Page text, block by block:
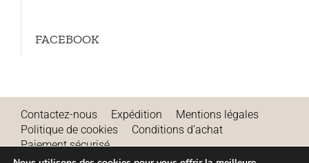
FACEBOOK
Contactez-nous Expédition
Mentions légales
Politique de cookies
Conditions d’achat
Paiement sécurisé
Remboursements et annulations